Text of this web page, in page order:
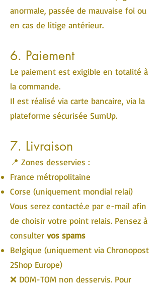
anormale, passée de mauvaise foi ou
en cas de litige antérieur.
6. Paiement
Le paiement est exigible en totalité à
la commande.
Il est réalisé via carte bancaire, via la
plateforme sécurisée SumUp.
7. Livraison
📍 Zones desservies :
France métropolitaine
Corse (uniquement mondial relai)
Vous serez contacté.e par e-mail afin
de choisir votre point relais. Pensez à
consulter vos spams
Belgique (uniquement via Chronopost
2Shop Europe)
❌ DOM-TOM non desservis. Pour